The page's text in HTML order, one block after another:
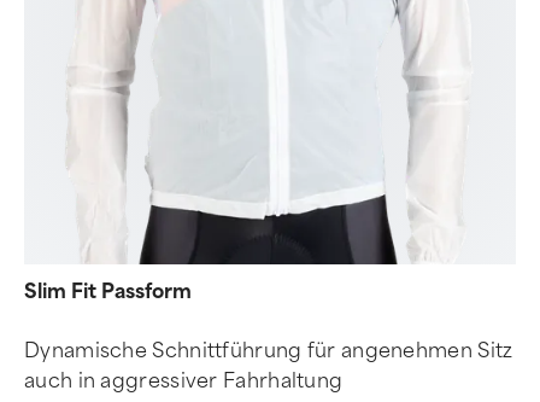
Slim Fit Passform
Dynamische Schnittführung für angenehmen Sitz
auch in aggressiver Fahrhaltung